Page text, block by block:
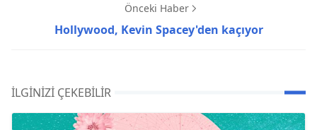
Önceki Haber
Hollywood, Kevin Spacey'den kaçıyor
İLGINIZI ÇEKEBILIR